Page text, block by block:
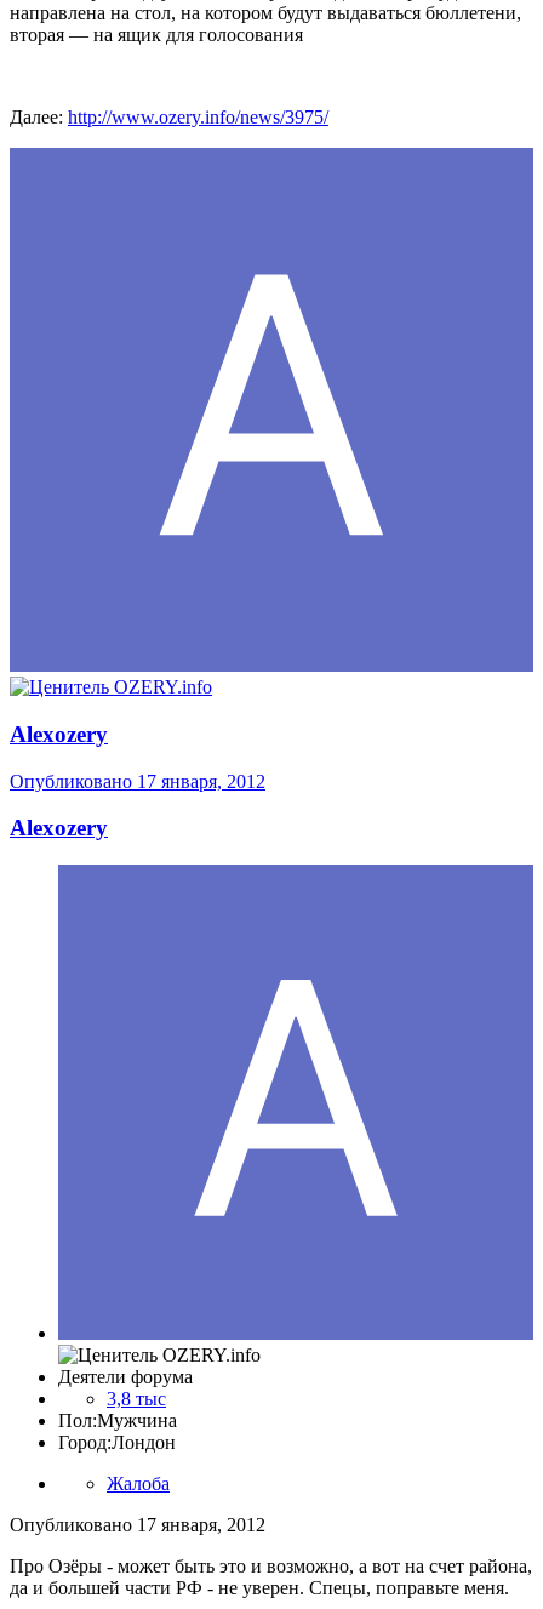
направлена на стол, на котором будут выдаваться бюллетени,
вторая — на ящик для голосования
Далее: http://www.ozery.info/news/3975/
Alexozery
Опубликовано 17 января, 2012
Alexozery
Деятели форума
3,8 тыс
Пол:Мужчина
Город:Лондон
Жалоба
Опубликовано 17 января, 2012
Про Озёры - может быть это и возможно, а вот на счет района,
да и большей части РФ - не уверен. Спецы, поправьте меня.